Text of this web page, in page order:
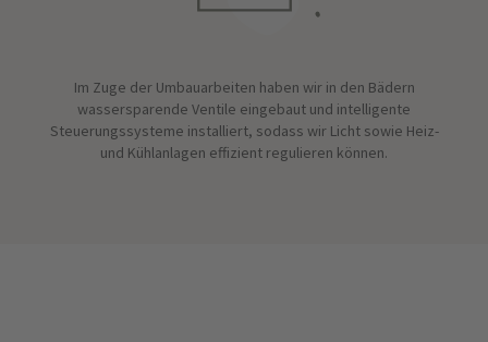
Im Zuge der Umbauarbeiten haben wir in den Bädern
wassersparende Ventile eingebaut und intelligente
Steuerungssysteme installiert, sodass wir Licht sowie Heiz-
und Kühlanlagen effizient regulieren können.